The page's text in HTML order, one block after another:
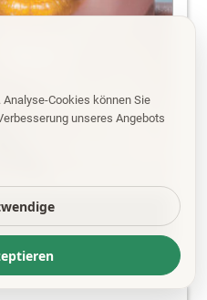
Cookies können Sie
unseres Angebots